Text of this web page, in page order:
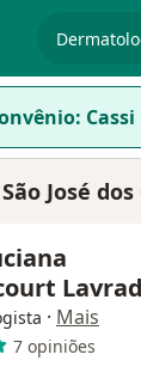
Cassi
José dos
· Mais
7 opiniões